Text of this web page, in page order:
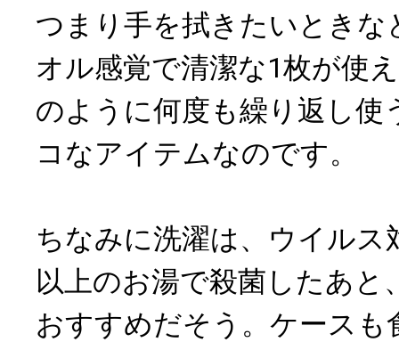
つまり手を拭きたいときな
オル感覚で清潔な1枚が使
のように何度も繰り返し使
コなアイテムなのです。
ちなみに洗濯は、ウイル
以上のお湯で殺菌したあと
おすすめだそう。ケースも